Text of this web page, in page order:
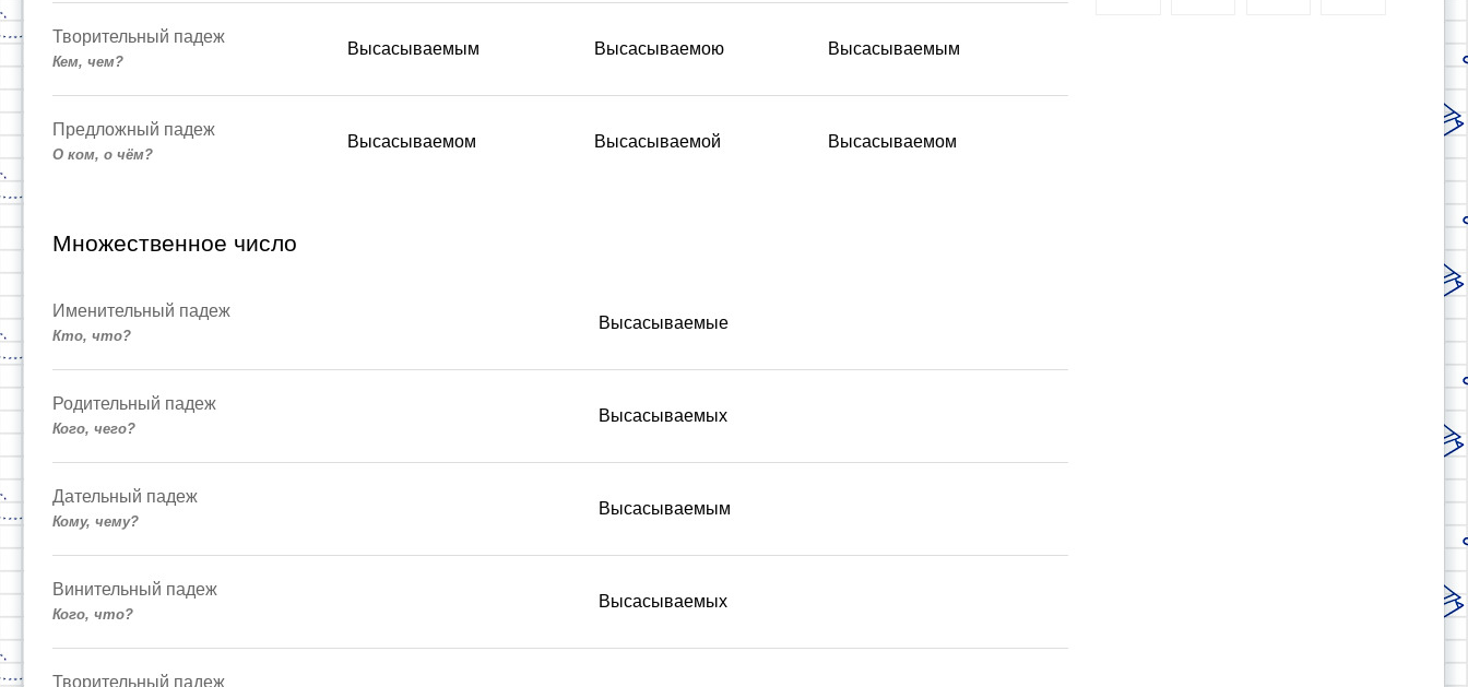
Творительный падеж
Кем, чем?
Высасываемым Высасываемою Высасываемым
Предложный падеж
О ком, о чём?
Высасываемом Высасываемой Высасываемом
Множественное число
Именительный падеж
Кто, что?
Высасываемые
Родительный падеж
Кого, чего?
Высасываемых
Дательный падеж
Кому, чему?
Высасываемым
Винительный падеж
Кого, что?
Высасываемых
Творительный падеж